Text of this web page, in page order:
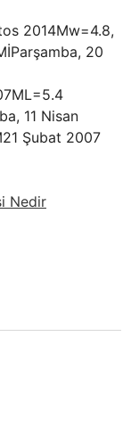
2014Mw=4.8,
20
11 Nisan
Şubat 2007
Nedir